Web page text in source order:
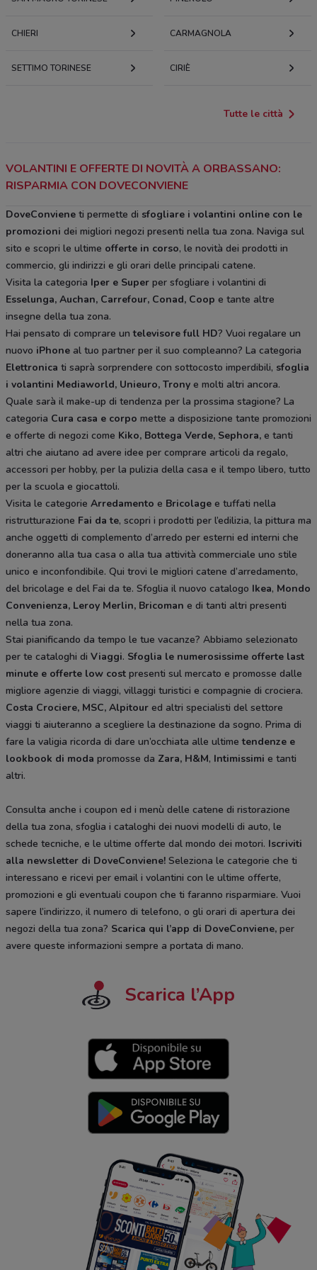
CHIERI CARMAGNOLA
SETTIMO TORINESE CIRIÈ
Tutte le città
VOLANTINI E OFFERTE DI NOVITÀ A ORBASSANO:
RISPARMIA CON DOVECONVIENE
DoveConviene ti permette di sfogliare i volantini online con le
promozioni dei migliori negozi presenti nella tua zona. Naviga sul
sito e scopri le ultime offerte in corso, le novità dei prodotti in
commercio, gli indirizzi e gli orari delle principali catene.
Visita la categoria Iper e Super per sfogliare i volantini di
Esselunga, Auchan, Carrefour, Conad, Coop e tante altre
insegne della tua zona.
Hai pensato di comprare untelevisore full HD? Vuoi regalare un
nuovo iPhone al tuo partner per il suo compleanno? La categoria
Elettronica ti saprà sorprendere con sottocosto imperdibili, sfoglia
i volantini Mediaworld, Unieuro, Trony e molti altri ancora.
Quale sarà il make-up di tendenza per la prossima stagione? La
categoria Cura casa e corpo mette a disposizione tante promozioni
e offerte di negozi come Kiko, Bottega Verde, Sephora, e tanti
altri che aiutano ad avere idee per comprare articoli da regalo,
accessori per hobby, per la pulizia della casa e il tempo libero, tutto
per la scuola e giocattoli.
Visita le categorie Arredamento e Bricolage e tuffati nella
ristrutturazione Fai da te, scopri i prodotti per l’edilizia, la pittura ma
anche oggetti di complemento d’arredo per esterni ed interni che
doneranno alla tua casa o alla tua attività commerciale uno stile
unico e inconfondibile. Qui trovi le migliori catene d’arredamento,
del bricolage e del Fai da te. Sfoglia il nuovo catalogo Ikea, Mondo
Convenienza, Leroy Merlin, Bricoman e di tanti altri presenti
nella tua zona.
Stai pianificando da tempo le tue vacanze? Abbiamo selezionato
per te cataloghi di Viaggi. Sfoglia le numerosissime offerte last
minute e offerte low cost presenti sul mercato e promosse dalle
migliore agenzie di viaggi, villaggi turistici e compagnie di crociera.
Costa Crociere, MSC, Alpitour ed altri specialisti del settore
viaggi ti aiuteranno a scegliere la destinazione da sogno. Prima di
fare la valigia ricorda di dare un’occhiata alle ultimetendenze e
lookbook di moda promosse da Zara, H&M, Intimissimi e tanti
altri.
Consulta anche i coupon ed i menù delle catene di ristorazione
della tua zona, sfoglia i cataloghi dei nuovi modelli di auto, le
schede tecniche, e le ultime offerte dal mondo dei motori. Iscriviti
alla newsletter di DoveConviene! Seleziona le categorie che ti
interessano e ricevi per email i volantini con le ultime offerte,
promozioni e gli eventuali coupon che ti faranno risparmiare. Vuoi
sapere l’indirizzo, il numero di telefono, o gli orari di apertura dei
negozi della tua zona? Scarica qui l’app di DoveConviene, per
avere queste informazioni sempre a portata di mano.
Scarica l’App